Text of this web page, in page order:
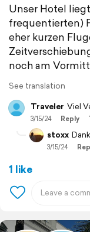
Unser Hotel
frequentierten)
eher kurzen
noch am
See translation
Traveler Viel
3/15/24 Reply
stoxx
3/15/24
1 like